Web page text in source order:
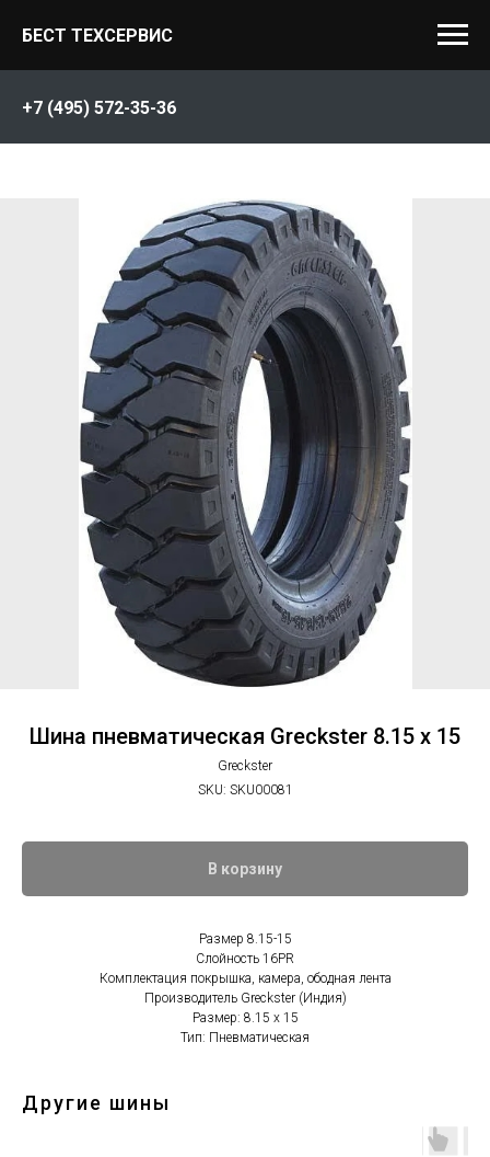
БЕСТ ТЕХСЕРВИС
+7 (495) 572-35-36
Шина пневматическая Greckster 8.15 x 15
Greckster
SKU: SKU00081
В корзину
Размер 8.15-15
Слойность 16PR
Комплектация покрышка, камера, ободная лента
Производитель Greckster (Индия)
Размер: 8.15 х 15
Тип: Пневматическая
Другие шины